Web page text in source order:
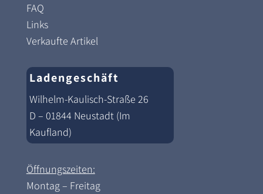
FAQ
Links
Verkaufte Artikel
Ladengeschäft
Wilhelm-Kaulisch-Straße 26
D – 01844 Neustadt (Im
Kaufland)
Öffnungszeiten:
Montag – Freitag